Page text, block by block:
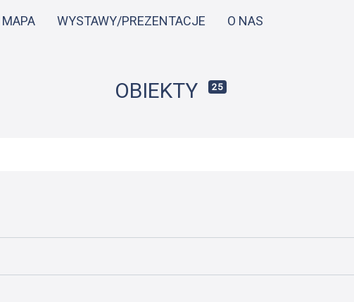
do
MAPA WYSTAWY/PREZENTACJE O NAS
OBIEKTY 25